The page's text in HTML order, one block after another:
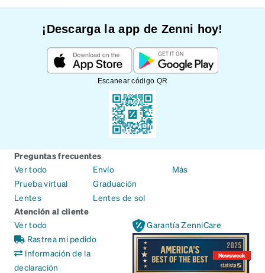
¡Descarga la app de Zenni hoy!
Escanear código QR
Preguntas frecuentes
Ver todo
Prueba virtual
Lentes
Envío
Graduación
Lentes de sol
Más
Atención al cliente
Ver todo
Rastrea mi pedido
Información de la
declaración
Garantía ZenniCare